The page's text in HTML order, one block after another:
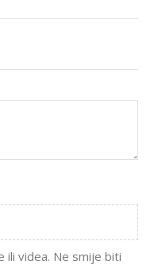
videa. Ne smije biti